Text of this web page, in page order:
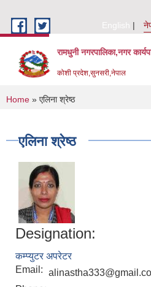
English
रामधुनी नगरपालिका,नगर
कोशी प्रदेश,सुनसरी,नेपाल
You are here
Home » एलिना श्रेष्ठ
एलिना श्रेष्ठ
Designation:
कम्प्युटर अपरेटर
Email: